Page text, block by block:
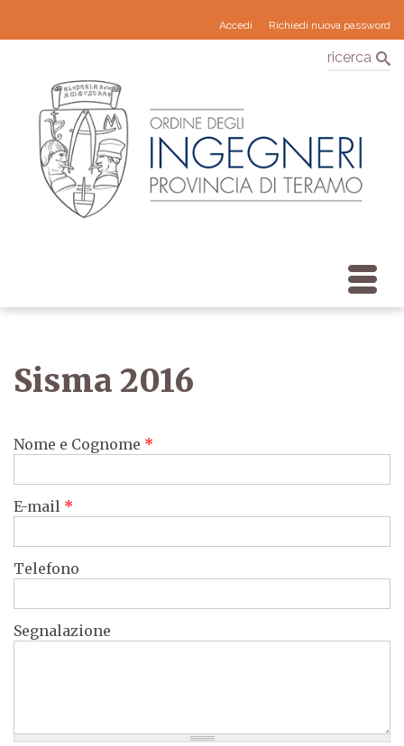
Accedi Richiedi nuova password
ricerca
Sisma 2016
Nome e Cognome *
E-mail *
Telefono
Segnalazione